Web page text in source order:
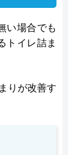
い場合でも
トイレ詰ま
りが改善す